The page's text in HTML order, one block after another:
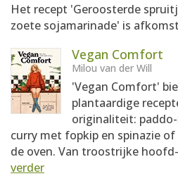
Het recept 'Geroosterde
zoete sojamarinade' is
Vegan Comfort
Milou van der Will
'Vegan Comfort'
plantaardige
originaliteit:
curry met fopkip en spinazie
de oven. Van troostrijke
verder